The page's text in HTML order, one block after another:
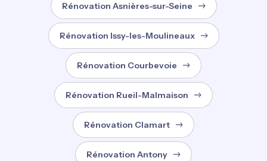
Rénovation Asnières-sur-Seine
Rénovation Issy-les-Moulineaux
Rénovation Courbevoie
Rénovation Rueil-Malmaison
Rénovation Clamart
Rénovation Antony